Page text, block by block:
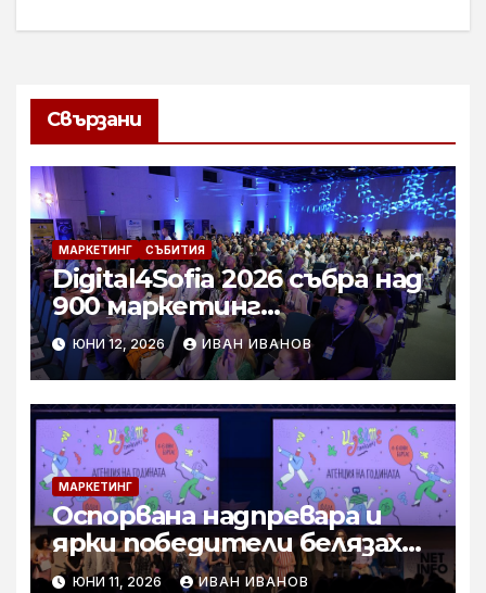
Свързани
МАРКЕТИНГ СЪБИТИЯ
Digital4Sofia 2026 събра над
900 маркетинг
специалисти и бизнес
лидери в София Тех Парк
ЮНИ 12, 2026 ИВАН ИВАНОВ
МАРКЕТИНГ
Оспорвана надпревара и
ярки победители белязаха
най-големия творчески
ЮНИ 11, 2026 ИВАН ИВАНОВ